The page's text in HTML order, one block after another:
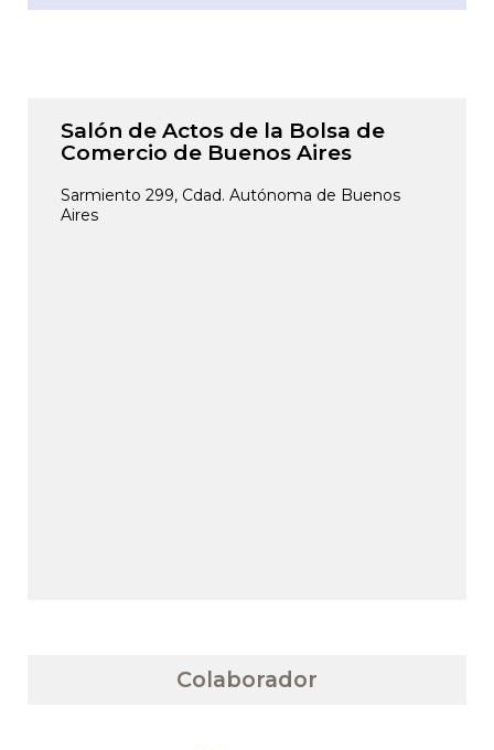
Salón de Actos de la Bolsa de
Comercio de Buenos Aires
Sarmiento 299, Cdad. Autónoma de Buenos
Aires
Colaborador